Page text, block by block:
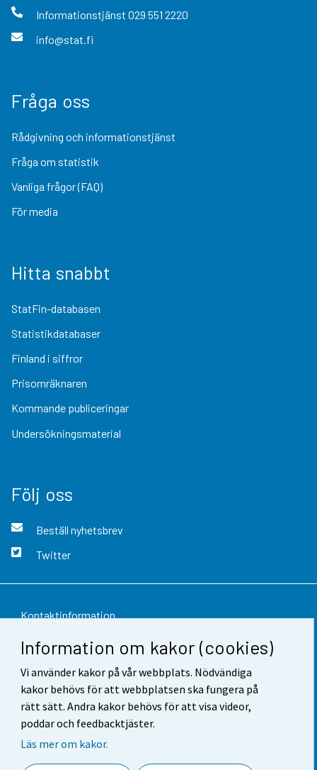
Information om kakor (cookies)
Vi använder kakor på vår webbplats. Nödvändiga
kakor behövs för att webbplatsen ska fungera på
rätt sätt. Andra kakor behövs för att visa videor,
poddar och feedbacktjäster.
Läs mer om kakor.
Informationstjänst 029 551 2220
info@stat.fi
Fråga oss
Rådgivning och informationstjänst
Fråga om statistik
Vanliga frågor (FAQ)
För media
Hitta snabbt
StatFin-databasen
Statistikdatabaser
Finland i siffror
Prisomräknaren
Kommande publiceringar
Undersökningsmaterial
Följ oss
Beställ nyhetsbrev
Twitter
Kontaktinformation
Respons
Användarvillkor
Dataskydd
Tillgänglighet